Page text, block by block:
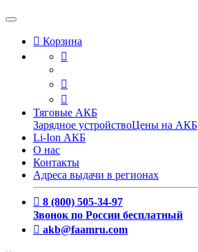
Корзина
Тяговые АКБ
Зарядное устройствоЦены на АКБ
Li-Ion АКБ
О нас
Контакты
Адреса выдачи в регионах
8 (800) 505-34-97
Звонок по России бесплатный
akb@faamru.com